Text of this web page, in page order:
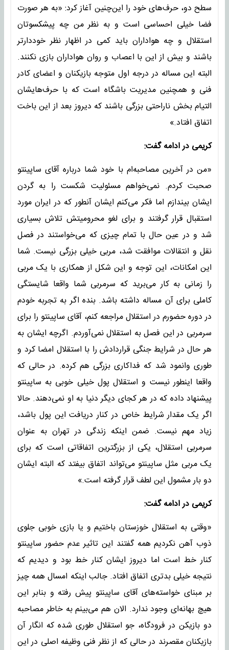
سطح دو، حرف‌های خود را این‌چنین آغاز کرد: «به هر صورت
فضا خیلی احساسی است و به نظر من چه پیشکسوتان
استقلال و چه هواداران باید کمی در اظهار نظر خوددارتر
باشند و بیش از این با اعصاب و روان هواداران بازی نکنند.
البته این مساله در درجه اول متوجه بازیکنان و اعضای کادر
فنی و همچنین مدیریت باشگاه است که با حرف‌هایشان
التیام بخش ناراحتی بزرگی باشند که دیروز بعد از این باخت
اتفاق افتاد.»
کریمی در ادامه گفت:
«من در آخرین مصاحبه‌ام با خود شما درباره آقای ساپینتو
صحبت کردم. نمی‌خواهم مسئولیت شکست را به گردن
ایشان بیندازم اما فکر می‌کنم ایشان آنطور که در ایران مورد
استقبال قرار گرفتند و برای لغو محرومیتش تلاش بسیاری
شد و در عین حال با تمام چیزی که می‌خواستند در فصل
نقل و انتقالات موافقت شد، مربی خیلی بزرگی نیست. شما
این امکانات، این توجه و این شکل از همکاری با یک مربی
را زمانی به کار می‌برید که سرمربی شما واقعا شایستگی
کاملی برای آن مساله داشته باشد. بنده اگر به تجربه خودم
در دوره حضورم در استقلال مراجعه کنم، آقای ساپینتو را برای
سرمربی در این فصل به استقلال نمی‌آوردم. اگرچه ایشان به
هر حال در شرایط جنگی قراردادش را با استقلال امضا کرد و
طوری وانمود شد که فداکاری بزرگی هم کرده. در حالی که
واقعا اینطور نیست و استقلال پول خیلی خوبی به ساپینتو
پیشنهاد داده که در هر کجای دیگر دنیا به او نمی‌دهند. حالا
اگر یک مقدار شرایط خاص در کنار دریافت این پول باشد،
زیاد مهم نیست. ضمن اینکه زندگی در تهران به عنوان
سرمربی استقلال، یکی از بزرگترین اتفاقاتی است که برای
یک مربی مثل ساپینتو می‌تواند اتفاق بیفتد که البته ایشان
دو بار مشمول این لطف قرار گرفته است.»
کریمی در ادامه گفت:
«وقتی به استقلال خوزستان باختیم و یا بازی خوبی جلوی
ذوب آهن نکردیم همه گفتند این تاثیر عدم حضور ساپینتو
کنار خط است اما دیروز ایشان کنار خط بود و دیدیم که
نتیجه خیلی بدتری اتفاق افتاد. جالب اینکه امسال همه چیز
بر مبنای خواسته‌های آقای ساپینتو پیش رفته و بنابر این
هیچ بهانه‌ای وجود ندارد. الان هم می‌بینم به خاطر مصاحبه
دو بازیکن در فرودگاه، جو استقلال طوری شده که انگار آن
بازیکنان مقصرند در حالی که از نظر فنی وظیفه اصلی در این